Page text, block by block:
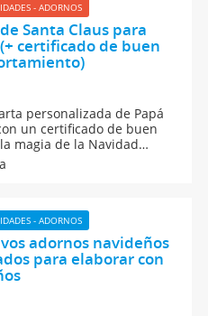
- ADORNOS
Santa Claus para
certificado de buen
personalizada de Papá
un certificado de buen
magia de la Navidad
y especial para tus
y crear recuerdos
- ADORNOS
adornos navideños
para elaborar con